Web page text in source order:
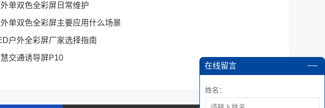
单双色全彩屏日常维护
外单双色全彩屏主要应用什么场景
户外全彩屏厂家选择指南
交通诱导屏P10
在线留言
姓名：